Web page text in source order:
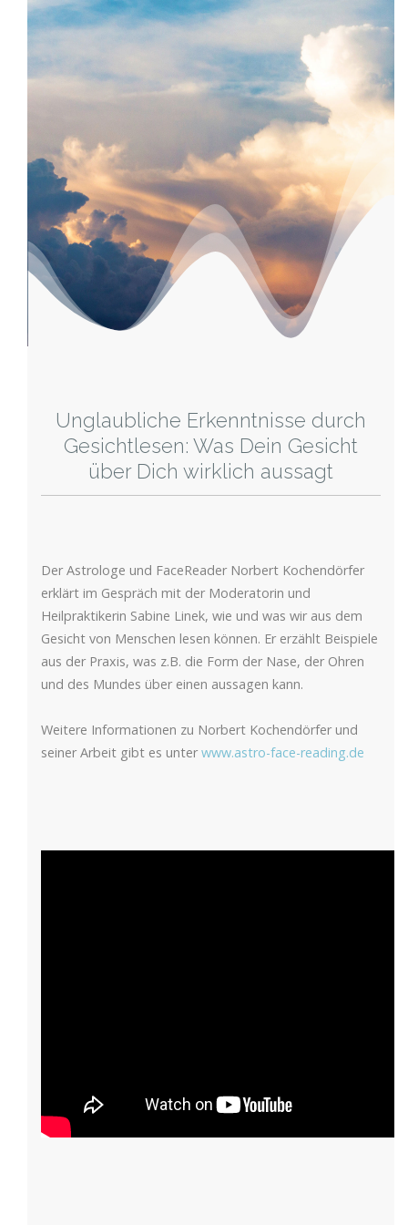
Sabine-Linek.TV - Seele & Leben
Zurück zu den Videos
Unglaubliche Erkenntnisse durch
Gesichtlesen: Was Dein Gesicht
über Dich wirklich aussagt
Der Astrologe und FaceReader Norbert Kochendörfer
erklärt im Gespräch mit der Moderatorin und
Heilpraktikerin Sabine Linek, wie und was wir aus dem
Gesicht von Menschen lesen können. Er erzählt Beispiele
aus der Praxis, was z.B. die Form der Nase, der Ohren
und des Mundes über einen aussagen kann.
Weitere Informationen zu Norbert Kochendörfer und
seiner Arbeit gibt es unter www.astro-face-reading.de